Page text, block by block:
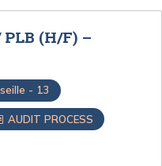
PLB (H/F) –
- 13
AUDIT PROCESS